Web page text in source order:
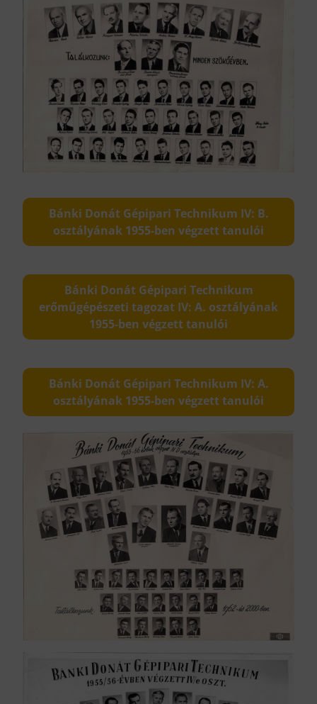
Bánki Donát Gépipari Technikum IV: B.
osztályának 1955-ben végzett tanulói
Bánki Donát Gépipari Technikum
erőműgépészeti tagozat IV: A. osztályának
1955-ben végzett tanulói
Bánki Donát Gépipari Technikum IV: A.
osztályának 1955-ben végzett tanulói